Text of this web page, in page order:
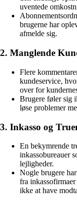
uventede
brugerne har
afmelde sig.
2. Manglende
Flere
kundeservice,
over for
Brugere føler sig
løse problemer
3. Inkasso og
En bekymrende
inkassobureauer
lejligheder.
Nogle brugere
fra
ikke at have